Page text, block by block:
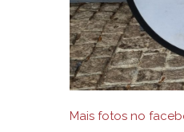
Mais fotos no